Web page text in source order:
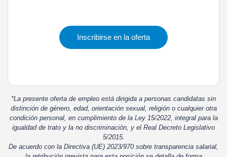
Inscribirse en la oferta
*La presente oferta de empleo está dirigida a personas candidatas sin
distinción de género, edad, orientación sexual, religión o cualquier otra
condición personal, en cumplimiento de la Ley 15/2022, integral para la
igualdad de trato y la no discriminación, y el Real Decreto Legislativo
5/2015.
De acuerdo con la Directiva (UE) 2023/970 sobre transparencia salarial,